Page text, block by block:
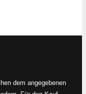
dem angegebenen